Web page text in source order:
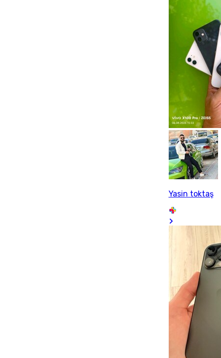
Yasin toktaş